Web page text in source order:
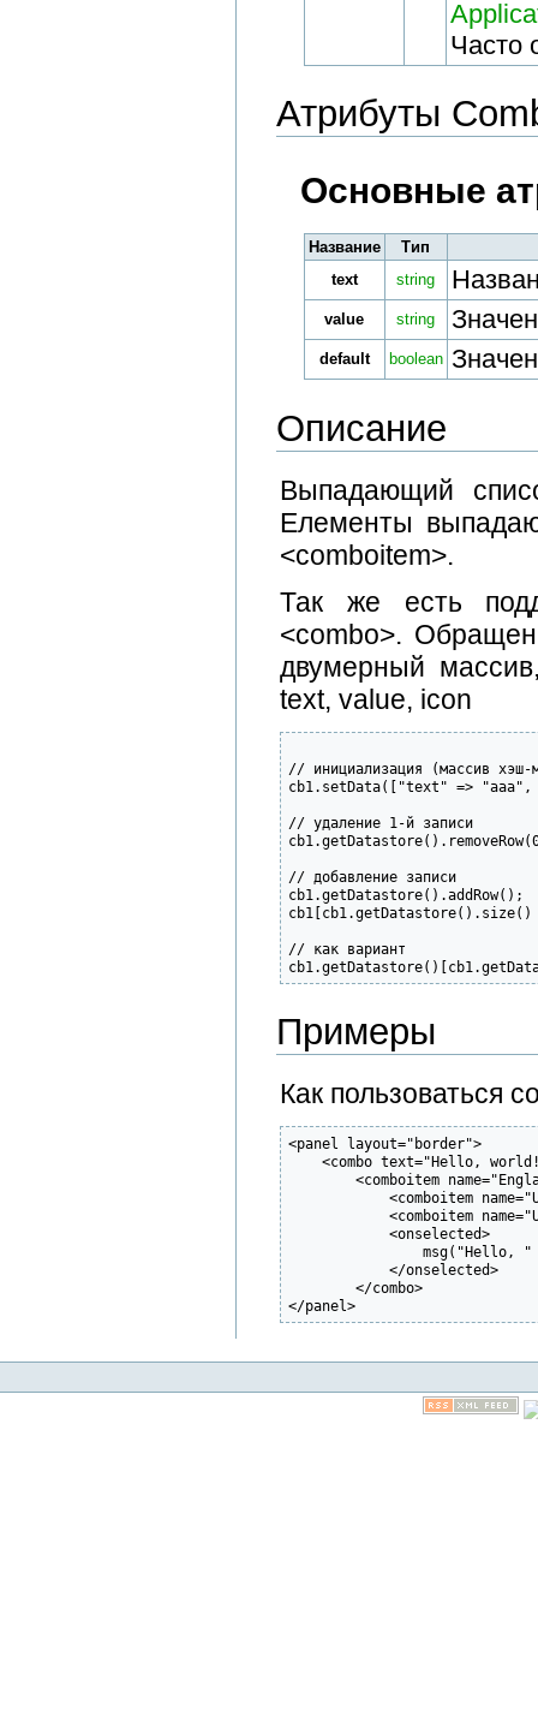
Часто
Атрибуты
Основные
Название
Тип
text
string
value string
default boolean
Описание
Выпадающий
Елементы
<comboitem>.
Так же есть
<combo>.
двумерный
text, value, icon
// инициализация (массив хэш-
cb1.setData(["text" =>
// удаление 1-й записи
// добавление записи
cb1.getDatastore().addRow();
// как вариант
Примеры
Как пользоваться
<panel layout="border">
<combo text="Hello,
<comboitem
	</combo>
</panel>